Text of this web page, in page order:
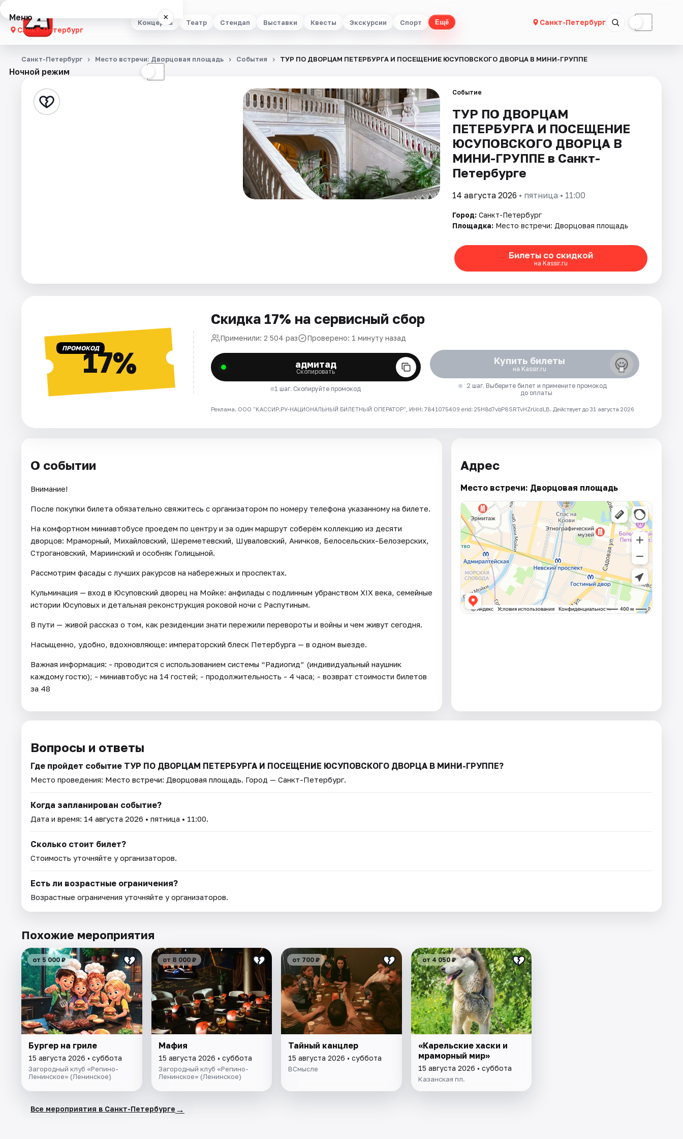
Концерты Театр Стендап Выставки Квесты Экскурсии Спорт Ещё Санкт-Петербург ☾
Меню ×
Санкт-Петербург
Концерты
Стендап
Ночной режим ☾
Санкт-Петербург Место встречи: Дворцовая площадь События ТУР ПО ДВОРЦАМ ПЕТЕРБУРГА И ПОСЕЩЕНИЕ ЮСУПОВСКОГО ДВОРЦА В МИНИ-ГРУППЕ
Событие
ТУР ПО ДВОРЦАМ
ПЕТЕРБУРГА И ПОСЕЩЕНИЕ
ЮСУПОВСКОГО ДВОРЦА В
МИНИ-ГРУППЕ в Санкт-
Петербурге
14 августа 2026 • пятница • 11:00
Город: Санкт-Петербург
Площадка: Место встречи: Дворцовая площадь
Билеты со скидкой
на Kassir.ru
ПРОМОКОД17%
Скидка 17% на сервисный сбор
Применили: 2 504 раз Проверено: 1 минуту назад
адмитад
Скопировать
1 шаг. Скопируйте промокод
Купить билеты
на Kassir.ru
2 шаг. Выберите билет и примените промокод
до оплаты
Реклама. ООО "КАССИР.РУ-НАЦИОНАЛЬНЫЙ БИЛЕТНЫЙ ОПЕРАТОР", ИНН: 7841075409 erid: 25H8d7vbP8SRTvHZrUcdLB. Действует до 31 августа 2026
О событии
Внимание!
После покупки билета обязательно свяжитесь с организатором по номеру телефона указанному на билете.
На комфортном миниавтобусе проедем по центру и за один маршрут соберём коллекцию из десяти
дворцов: Мраморный, Михайловский, Шереметевский, Шуваловский, Аничков, Белосельских-Белозерских,
Строгановский, Мариинский и особняк Голицыной.
Рассмотрим фасады с лучших ракурсов на набережных и проспектах.
Кульминация — вход в Юсуповский дворец на Мойке: анфилады с подлинным убранством XIX века, семейные
истории Юсуповых и детальная реконструкция роковой ночи с Распутиным.
В пути — живой рассказ о том, как резиденции знати пережили перевороты и войны и чем живут сегодня.
Насыщенно, удобно, вдохновляюще: императорский блеск Петербурга — в одном выезде.
Важная информация: - проводится с использованием системы “Радиогид” (индивидуальный наушник
каждому гостю); - миниавтобус на 14 гостей; - продолжительность - 4 часа; - возврат стоимости билетов
за 48
Адрес
Место встречи: Дворцовая площадь
Вопросы и ответы
Где пройдет событие ТУР ПО ДВОРЦАМ ПЕТЕРБУРГА И ПОСЕЩЕНИЕ ЮСУПОВСКОГО ДВОРЦА В МИНИ-ГРУППЕ?
Место проведения: Место встречи: Дворцовая площадь. Город — Санкт-Петербург.
Когда запланирован событие?
Дата и время: 14 августа 2026 • пятница • 11:00.
Сколько стоит билет?
Стоимость уточняйте у организаторов.
Есть ли возрастные ограничения?
Возрастные ограничения уточняйте у организаторов.
Похожие мероприятия
от 5 000 ₽
Бургер на гриле
15 августа 2026 • суббота
Загородный клуб «Репино-
Ленинское» (Ленинское)
от 8 000 ₽
Мафия
15 августа 2026 • суббота
Загородный клуб «Репино-
Ленинское» (Ленинское)
от 700 ₽
Тайный канцлер
15 августа 2026 • суббота
ВСмысле
от 4 050 ₽
«Карельские хаски и
мраморный мир»
15 августа 2026 • суббота
Казанская пл.
Все мероприятия в Санкт-Петербурге →